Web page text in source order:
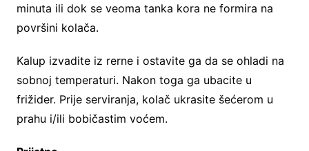
minuta ili dok se veoma tanka kora ne formira na
površini kolača.
Kalup izvadite iz rerne i ostavite ga da se ohladi na
sobnoj temperaturi. Nakon toga ga ubacite u
frižider. Prije serviranja, kolač ukrasite šećerom u
prahu i/ili bobičastim voćem.